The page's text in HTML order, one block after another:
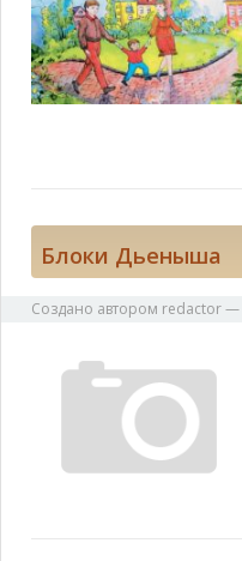
Блоки Дьеныша
Создано автором redactor—